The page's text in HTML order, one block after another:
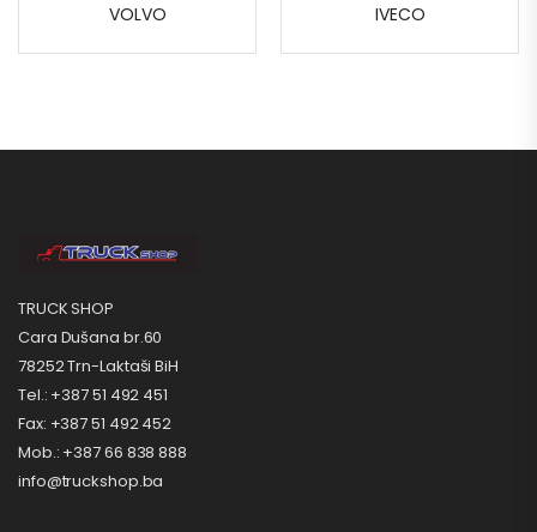
VOLVO
IVECO
TRUCK SHOP
Cara Dušana br.60
78252 Trn-Laktaši BiH
Tel.: +387 51 492 451
Fax: +387 51 492 452
Mob.: +387 66 838 888
info@truckshop.ba